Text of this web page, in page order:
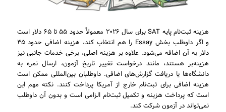
هزینه ثبت‌نام پایه SAT برای سال ۲۰۲۶ معمولاً حدود ۵۵ تا ۶۵ دلار است
و اگر داوطلب بخش Essay را هم انتخاب کند، هزینه اضافی حدود ۳۵
دلار به آن اضافه می‌شود. علاوه بر هزینه اصلی، برخی خدمات جانبی نیز
هزینه‌بر هستند، مانند درخواست تغییر تاریخ آزمون، ارسال نمره به
دانشگاه‌ها یا دریافت گزارش‌های اضافی. داوطلبان بین‌المللی ممکن است
هزینه اضافی برای ثبت‌نام خارج از آمریکا پرداخت کنند. نکته مهم این
است که پرداخت هزینه و تکمیل ثبت‌نام الزامی است و بدون آن داوطلب
نمی‌تواند در آزمون شرکت کند.